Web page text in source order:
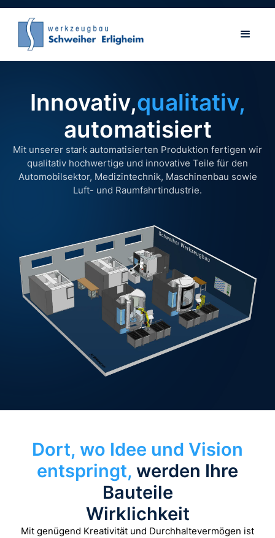
Innovativ,qualitativ,
automatisiert
Mit unserer stark automatisierten Produktion fertigen wir
qualitativ hochwertige und innovative Teile für den
Automobilsektor, Medizintechnik, Maschinenbau sowie
Luft- und Raumfahrtindustrie.
Dort, wo Idee und Vision
entspringt, werden Ihre
Bauteile
Wirklichkeit
Mit genügend Kreativität und Durchhaltevermögen ist